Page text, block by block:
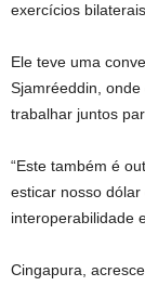
exercícios
Ele teve uma
Sjamréeddin,
trabalhar juntos
“Este também é
esticar nosso
interoperabilidade
Cingapura,